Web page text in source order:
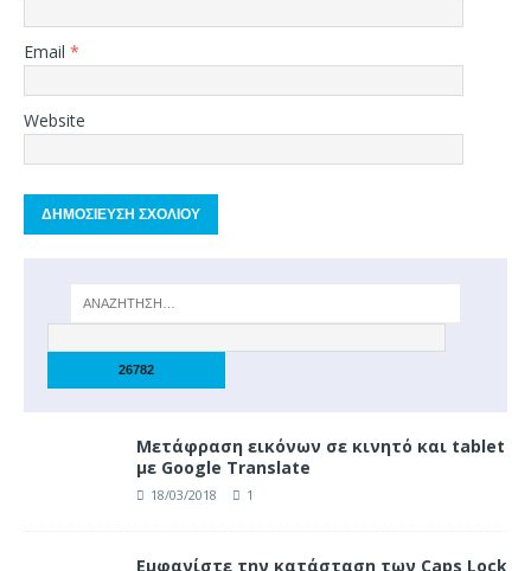
Email *
Website
Μετάφραση εικόνων σε κινητό και tablet
με Google Translate
18/03/2018 1
Eμφανίστε την κατάσταση των Caps Lock